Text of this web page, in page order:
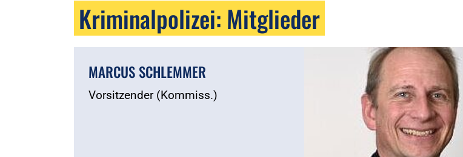
Kriminalpolizei: Mitglieder
MARCUS SCHLEMMER
Vorsitzender (Kommiss.)